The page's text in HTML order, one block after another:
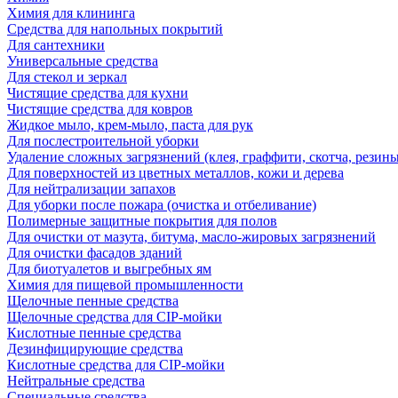
Химия для клининга
Средства для напольных покрытий
Для сантехники
Универсальные средства
Для стекол и зеркал
Чистящие средства для кухни
Чистящие средства для ковров
Жидкое мыло, крем-мыло, паста для рук
Для послестроительной уборки
Удаление сложных загрязнений (клея, граффити, скотча,
Для поверхностей из цветных металлов, кожи и дерева
Для нейтрализации запахов
Для уборки после пожара (очистка и отбеливание)
Полимерные защитные покрытия для полов
Для очистки от мазута, битума, масло-жировых загрязнений
Для очистки фасадов зданий
Для биотуалетов и выгребных ям
Химия для пищевой промышленности
Щелочные пенные средства
Щелочные средства для CIP-мойки
Кислотные пенные средства
Дезинфицирующие средства
Кислотные средства для CIP-мойки
Нейтральные средства